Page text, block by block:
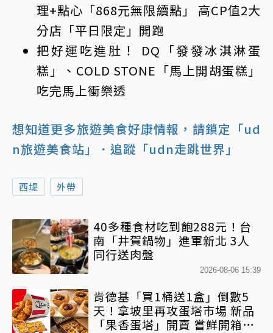
理+點心「868元無限續點」 高CP值2大
分店「平日限定」開跑
把好運吃進肚！ DQ「發發冰淇淋蛋
糕」、COLD STONE「馬上開胡蛋糕」
吃完馬上衝樂透
想知道更多旅遊美食好康情報，請鎖定「ud
n旅遊美食站」
．追蹤「udn走跳世界」
西堤 外帶
40多種食材吃到飽288元！台
南「井賀鍋物」進軍新北 3人
同行送肉盤
2026-08-06 15:39
肯德基「買1桶送1盒」倒數5
天！拿坡里再攻蛋塔市場 新品
「果香蛋塔」開賣 嘗鮮開箱現